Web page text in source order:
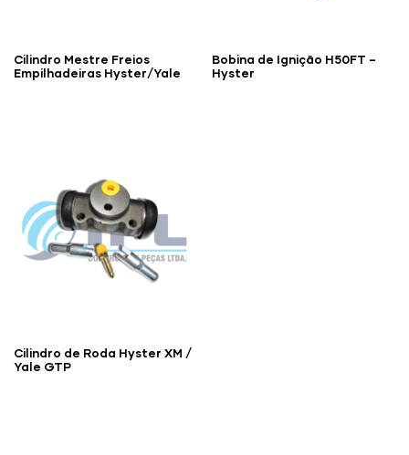
Cilindro Mestre Freios
Empilhadeiras Hyster/Yale
Bobina de Ignição H50FT –
Hyster
Cilindro de Roda Hyster XM /
Yale GTP